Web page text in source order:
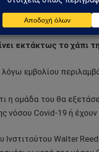
θα υπάρξουν νέες
εκτάκτως το χάπι
εμβολίου
η ομάδα του θα
νόσου Covid-19 ή έχουν
Ινστιτούτου Walter